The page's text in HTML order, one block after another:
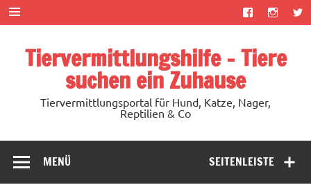
Zum
Inhalt
springen
Tiervermittlungshilfe – Tiere
suchen ein Zuhause
Tiervermittlungsportal für Hund, Katze, Nager,
Reptilien & Co
SEITENLEISTE
MENÜ